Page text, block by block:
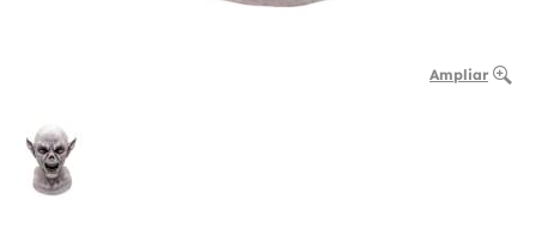
Ampliar